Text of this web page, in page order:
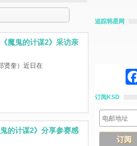
魔鬼的计谋2》采访亲
贤奎）近日在
的计谋2》分享参赛感
追踪韩星网
订阅KSD